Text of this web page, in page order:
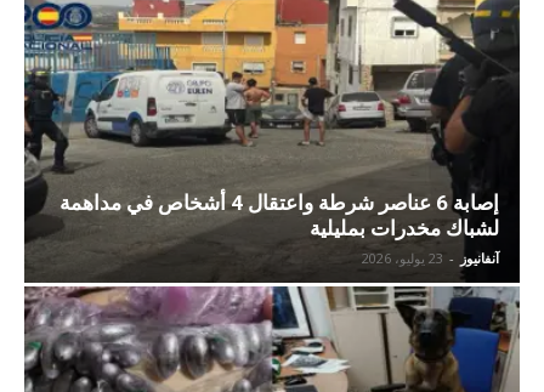
إصابة 6 عناصر شرطة واعتقال 4 أشخاص في مداهمة
لشباك مخدرات بمليلية
آنفانيوز - 23 يوليو، 2026